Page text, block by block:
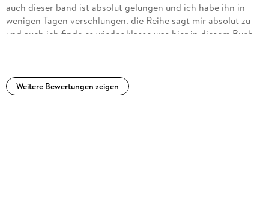
auch dieser band ist absolut gelungen und ich habe ihn in
wenigen Tagen verschlungen. die Reihe sagt mir absolut zu
und auch ich finde es wieder klasse was hier in diesem Buch
auch die schlachtszenen.tiefgründig aber auch mit viel Witz
und Humor das gefällt mir an diesem Büchern sehrklare
Weitere Bewertungen zeigen